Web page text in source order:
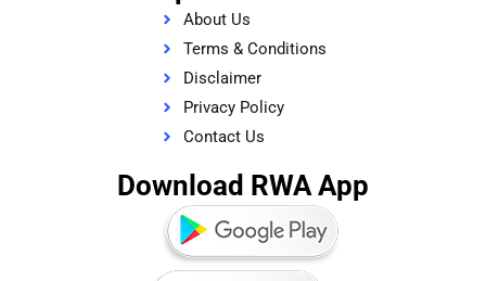
About Us
Terms & Conditions
Disclaimer
Privacy Policy
Contact Us
Download RWA App